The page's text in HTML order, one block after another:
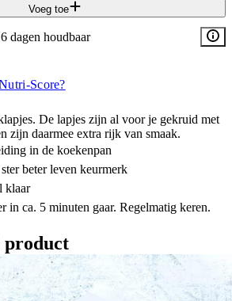
Voeg toe
dagen houdbaar
Score?
De lapjes zijn al voor je gekruid met
zijn daarmee extra rijk van smaak.
in de koekenpan
beter leven keurmerk
klaar
in ca. 5 minuten gaar. Regelmatig keren.
product